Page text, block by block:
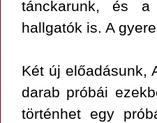
tánckarunk, és a
hallgatók is. A
Két új előadásunk,
darab próbái
történhet egy